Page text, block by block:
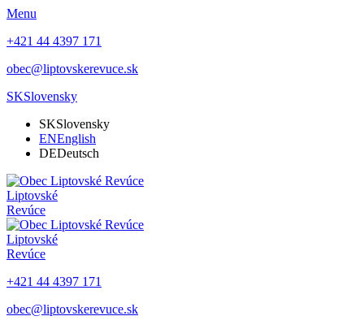
Menu
+421 44 4397 171
obec@liptovskerevuce.sk
SKSlovensky
SKSlovensky
ENEnglish
DEDeutsch
Liptovské
Revúce
Liptovské
Revúce
+421 44 4397 171
obec@liptovskerevuce.sk